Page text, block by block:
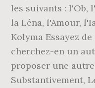
les suivants : l'Ob,
la Léna, l'Amour,
Kolyma Essayez
cherchez-en un
proposer une
Substantivement,